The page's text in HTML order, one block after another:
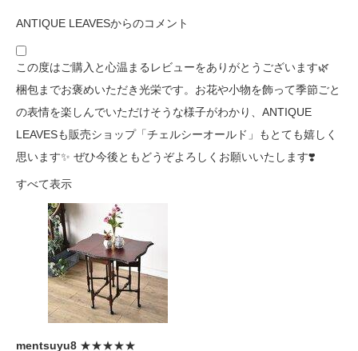
ANTIQUE LEAVESからのコメント
この度はご購入と心温まるレビューをありがとうございます🌿
梱包までお褒めいただき光栄です。お花や小物を飾って季節ごと
の表情を楽しんでいただけそうな様子がわかり、ANTIQUE
LEAVESも販売ショップ「チェルシーオールド」もとても嬉しく
思います✨ ぜひ今後ともどうぞよろしくお願いいたします❣️
すべて表示
mentsuyu8 ★★★★★